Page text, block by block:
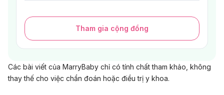
Tham gia cộng đồng
Các bài viết của MarryBaby chỉ có tính chất tham khảo, không
thay thế cho việc chẩn đoán hoặc điều trị y khoa.